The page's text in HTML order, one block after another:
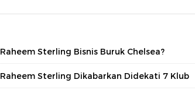
Raheem Sterling Bisnis Buruk Chelsea?
Raheem Sterling Dikabarkan Didekati 7 Klub